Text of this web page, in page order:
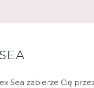
Sea zabierze Cię